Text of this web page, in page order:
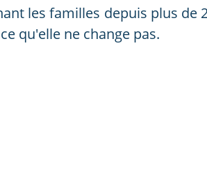
les familles depuis plus de
qu'elle ne change pas.